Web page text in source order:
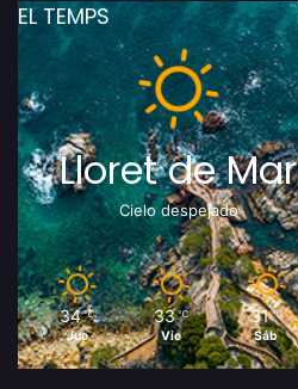
EL TEMPS
Lloret de Mar
Cielo despejado
34 ℃
Jue
33 ℃
Vie
31 ℃
Sáb